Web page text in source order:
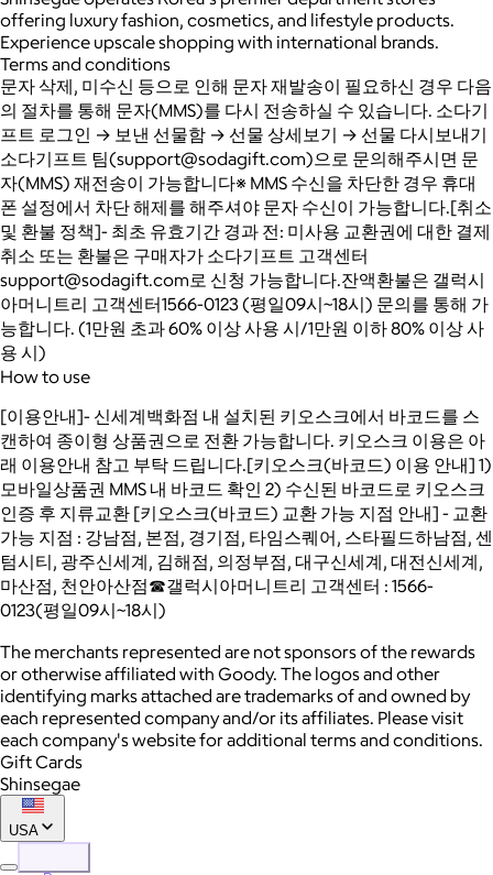
offering luxury fashion, cosmetics, and lifestyle products.
Experience upscale shopping with international brands.
Terms and conditions
문자 삭제, 미수신 등으로 인해 문자 재발송이 필요하신 경우 다음
의 절차를 통해 문자(MMS)를 다시 전송하실 수 있습니다. 소다기
프트 로그인 → 보낸 선물함 → 선물 상세보기 → 선물 다시보내기
소다기프트 팀(support@sodagift.com)으로 문의해주시면 문
자(MMS) 재전송이 가능합니다※ MMS 수신을 차단한 경우 휴대
폰 설정에서 차단 해제를 해주셔야 문자 수신이 가능합니다.[취소
및 환불 정책]- 최초 유효기간 경과 전: 미사용 교환권에 대한 결제
취소 또는 환불은 구매자가 소다기프트 고객센터
support@sodagift.com로 신청 가능합니다.잔액환불은 갤럭시
아머니트리 고객센터1566-0123 (평일09시~18시) 문의를 통해 가
능합니다. (1만원 초과 60% 이상 사용 시/1만원 이하 80% 이상 사
용 시)
How to use
[이용안내]- 신세계백화점 내 설치된 키오스크에서 바코드를 스
캔하여 종이형 상품권으로 전환 가능합니다. 키오스크 이용은 아
래 이용안내 참고 부탁 드립니다.[키오스크(바코드) 이용 안내] 1)
모바일상품권 MMS 내 바코드 확인 2) 수신된 바코드로 키오스크
인증 후 지류교환 [키오스크(바코드) 교환 가능 지점 안내] - 교환
가능 지점 : 강남점, 본점, 경기점, 타임스퀘어, 스타필드하남점, 센
텀시티, 광주신세계, 김해점, 의정부점, 대구신세계, 대전신세계,
마산점, 천안아산점☎갤럭시아머니트리 고객센터 : 1566-
0123(평일09시~18시)
The merchants represented are not sponsors of the rewards
or otherwise affiliated with Goody. The logos and other
identifying marks attached are trademarks of and owned by
each represented company and/or its affiliates. Please visit
each company's website for additional terms and conditions.
Gift Cards
Shinsegae
USA